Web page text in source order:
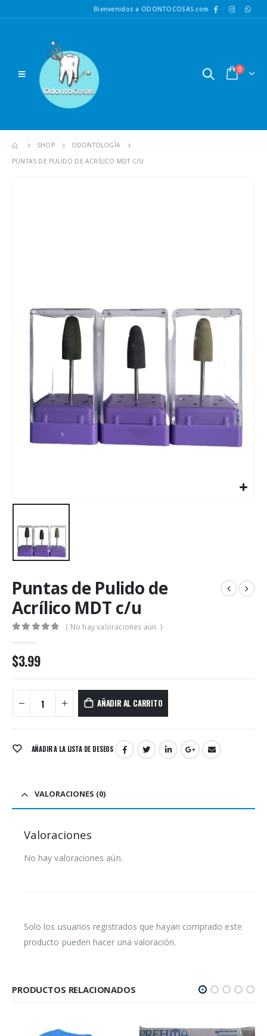
Bienvenidos a ODONTOCOSAS.com
0
SHOP
ODONTOLOGÍA
PUNTAS DE PULIDO DE ACRÍLICO MDT C/U
Puntas de Pulido de
Acrílico MDT c/u
( No hay valoraciones aún. )
$3.99
AÑADIR AL CARRITO
AÑADIR A LA LISTA DE DESEOS
VALORACIONES (0)
Valoraciones
No hay valoraciones aún.
Solo los usuarios registrados que hayan comprado este
producto pueden hacer una valoración.
PRODUCTOS RELACIONADOS